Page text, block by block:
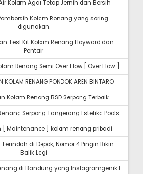
Kolam Agar Tetap Jernih dan Bersih
Kolam Renang yang sering
digunakan.
Test Kit Kolam Renang Hayward dan
Pentair
Renang Semi Over Flow [ Over Flow ]
KOLAM RENANG PONDOK AREN BINTARO
Kolam Renang BSD Serpong Terbaik
Serpong Tangerang Estetika Pools
[ Maintenance ] kolam renang pribadi
di Depok, Nomor 4 Pingin Bikin
Balik Lagi
di Bandung yang Instagramgenik I